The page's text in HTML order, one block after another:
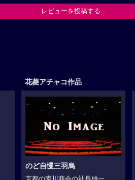
レビューを投稿する
花菱アチャコ作品
のど自慢三羽烏